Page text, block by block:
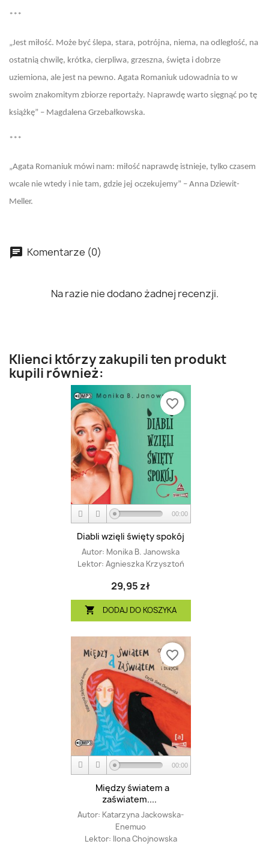
***
„Jest miłość. Może być ślepa, stara, potrójna, niema, na odległość, na
ostatnią chwilę, krótka, cierpliwa, grzeszna, święta i dobrze
uziemiona, ale jest na pewno. Agata Romaniuk udowadnia to w
swoim znakomitym zbiorze reportaży. Naprawdę warto sięgnąć po tę
książkę” – Magdalena Grzebałkowska.
***
„Agata Romaniuk mówi nam: miłość naprawdę istnieje, tylko czasem
wcale nie wtedy i nie tam, gdzie jej oczekujemy” – Anna Dziewit-
Meller.
Komentarze (0)
Na razie nie dodano żadnej recenzji.
Klienci którzy zakupili ten produkt
kupili również:
00:00
Diabli wzięli święty spokój
Autor: Monika B. Janowska
Lektor: Agnieszka Krzysztoń
29,95 zł
 DODAJ DO KOSZYKA
favorite_border
00:00
Między światem a
zaświatem....
Autor: Katarzyna Jackowska-
Enemuo
Lektor: Ilona Chojnowska
favorite_border